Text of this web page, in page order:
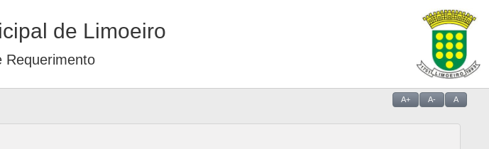
de Limoeiro
Requerimento
A+ A- A